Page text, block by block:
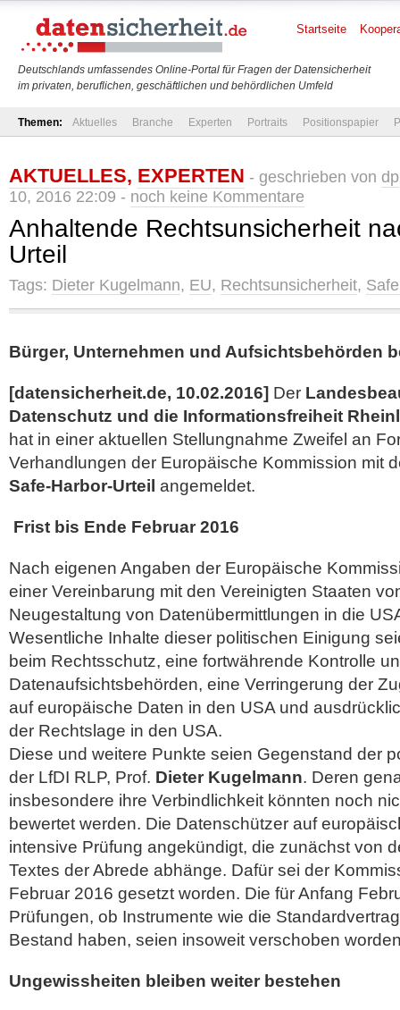
Deutschlands umfassendes Online-Portal für Fragen der Datensicherheit
im privaten, beruflichen, geschäftlichen und behördlichen Umfeld
Startseite
Themen: Aktuelles Branche Experten Portraits Positionspapier
AKTUELLES, EXPERTEN - geschrieben von dp
10, 2016 22:09 - noch keine Kommentare
Anhaltende Rechtsunsicherheit
Urteil
Tags: Dieter Kugelmann, EU, Rechtsunsicherheit,
Bürger, Unternehmen und Aufsichtsbehörden
[datensicherheit.de, 10.02.2016] Der
Datenschutz und die Informationsfreiheit
hat in einer aktuellen Stellungnahme Zweifel an
Verhandlungen der Europäische Kommission mit
Safe-Harbor-Urteil angemeldet.
Frist bis Ende Februar 2016
Nach eigenen Angaben der Europäische
einer Vereinbarung mit den Vereinigten Staaten
Neugestaltung von Datenübermittlungen in die
Wesentliche Inhalte dieser politischen Einigung
beim Rechtsschutz, eine fortwährende Kontrolle
Datenaufsichtsbehörden, eine Verringerung der
auf europäische Daten in den USA und
der Rechtslage in den USA.
Diese und weitere Punkte seien Gegenstand der
der LfDI RLP, Prof. Dieter Kugelmann. Deren
insbesondere ihre Verbindlichkeit könnten noch
bewertet werden. Die Datenschützer auf
intensive Prüfung angekündigt, die zunächst von
Textes der Abrede abhänge. Dafür sei der
Februar 2016 gesetzt worden. Die für Anfang
Prüfungen, ob Instrumente wie die
Bestand haben, seien insoweit verschoben
Ungewissheiten bleiben weiter bestehen